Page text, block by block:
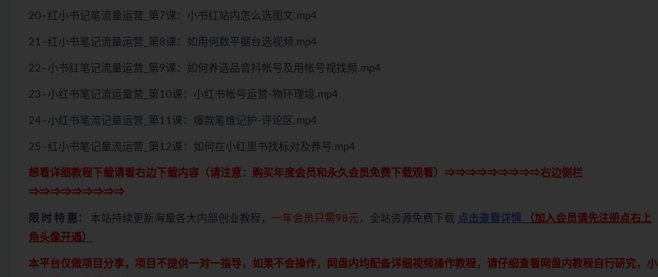
20–红小书记笔流量运营_第7课：小书红站内怎么选图文.mp4
21–红小书笔记流量运营_第8课：如用何数平据台选视频.mp4
22–小书红笔记流量运营_第9课：如何养选品音抖帐号及用帐号视找频.mp4
23–小红书笔记流运量营_第10课：小红书帐号运营-物环理境.mp4
24–小红书笔流记量运营_第11课：爆款笔维记护-评论区.mp4
25–红小书笔记量流运营_第12课：如何在小红里书找标对及养号.mp4
想看详细教程下载请看右边下载内容（请注意： 购买年度会员和永久会员免费下载观看）⇒⇒⇒⇒⇒⇒⇒⇒⇒右边侧栏
⇒⇒⇒⇒⇒⇒⇒⇒⇒
限 时 特 惠： 本站持续更新海量各大内部创业教程， 一年会员只需98元 ，全站资源免费下载 点击查看详情 （加入会员请先注册点右上
角头像开通）
本平台仅做项目分享，项目不提供一对一指导，如果不会操作，网盘内均配备详细视频操作教程，请仔细查看网盘内教程自行研究，小